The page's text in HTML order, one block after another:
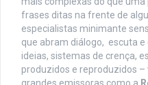
frases ditas na frente de
especialistas minimante
que abram diálogo, escuta
ideias, sistemas de crença,
produzidos e reproduzidos
grandes emissoras como a